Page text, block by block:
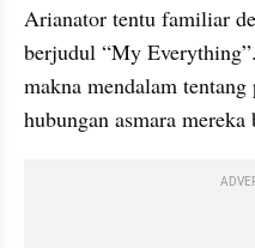
Arianator tentu familiar
berjudul “My
makna mendalam tentang
hubungan asmara mereka